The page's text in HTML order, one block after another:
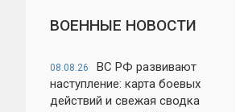
ВОЕННЫЕ НОВОСТИ
08.08.26
ВС РФ развивают
наступление: карта боевых
действий и свежая сводка